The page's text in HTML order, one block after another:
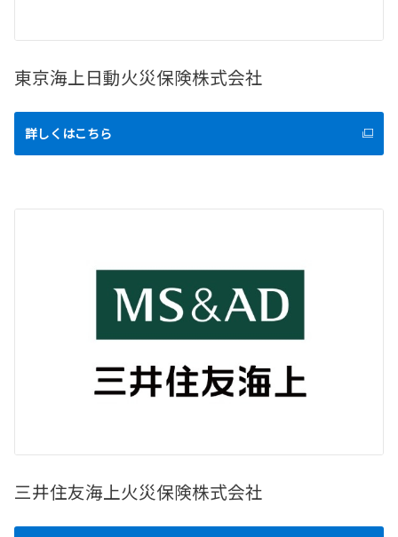
東京海上日動火災保険株式会社
詳しくはこちら
三井住友海上火災保険株式会社